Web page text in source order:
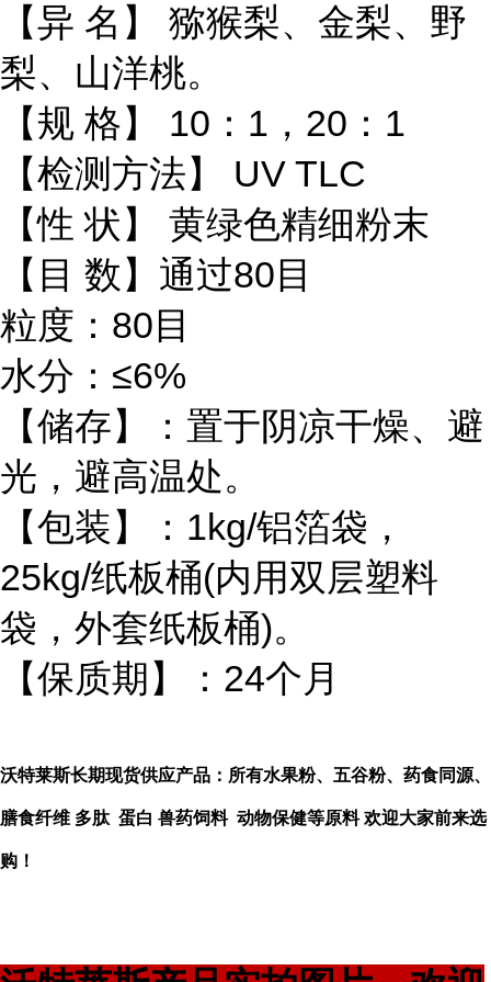
【异 名】 猕猴梨、金梨、野
梨、山洋桃。
【规 格】 10：1，20：1
【检测方法】 UV TLC
【性 状】 黄绿色精细粉末
【目 数】通过80目
粒度：80目
水分：≤6%
【储存】：置于阴凉干燥、避
光，避高温处。
【包装】：1kg/铝箔袋，
25kg/纸板桶(内用双层塑料
袋，外套纸板桶)。
【保质期】：24个月
沃特莱斯长期现货供应产品：所有水果粉、五谷粉、药食同源、
膳食纤维 多肽 蛋白 兽药饲料 动物保健等原料 欢迎大家前来选
购！